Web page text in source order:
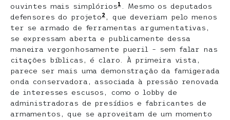
ouvintes mais simplórios1. Mesmo os deputados
defensores do projeto2, que deveriam pelo menos
ter se armado de ferramentas argumentativas,
se expressam aberta e publicamente dessa
maneira vergonhosamente pueril – sem falar nas
citações bíblicas, é claro. À primeira vista,
parece ser mais uma demonstração da famigerada
onda conservadora, associada à pressão renovada
de interesses escusos, como o lobby de
administradoras de presídios e fabricantes de
armamentos, que se aproveitam de um momento